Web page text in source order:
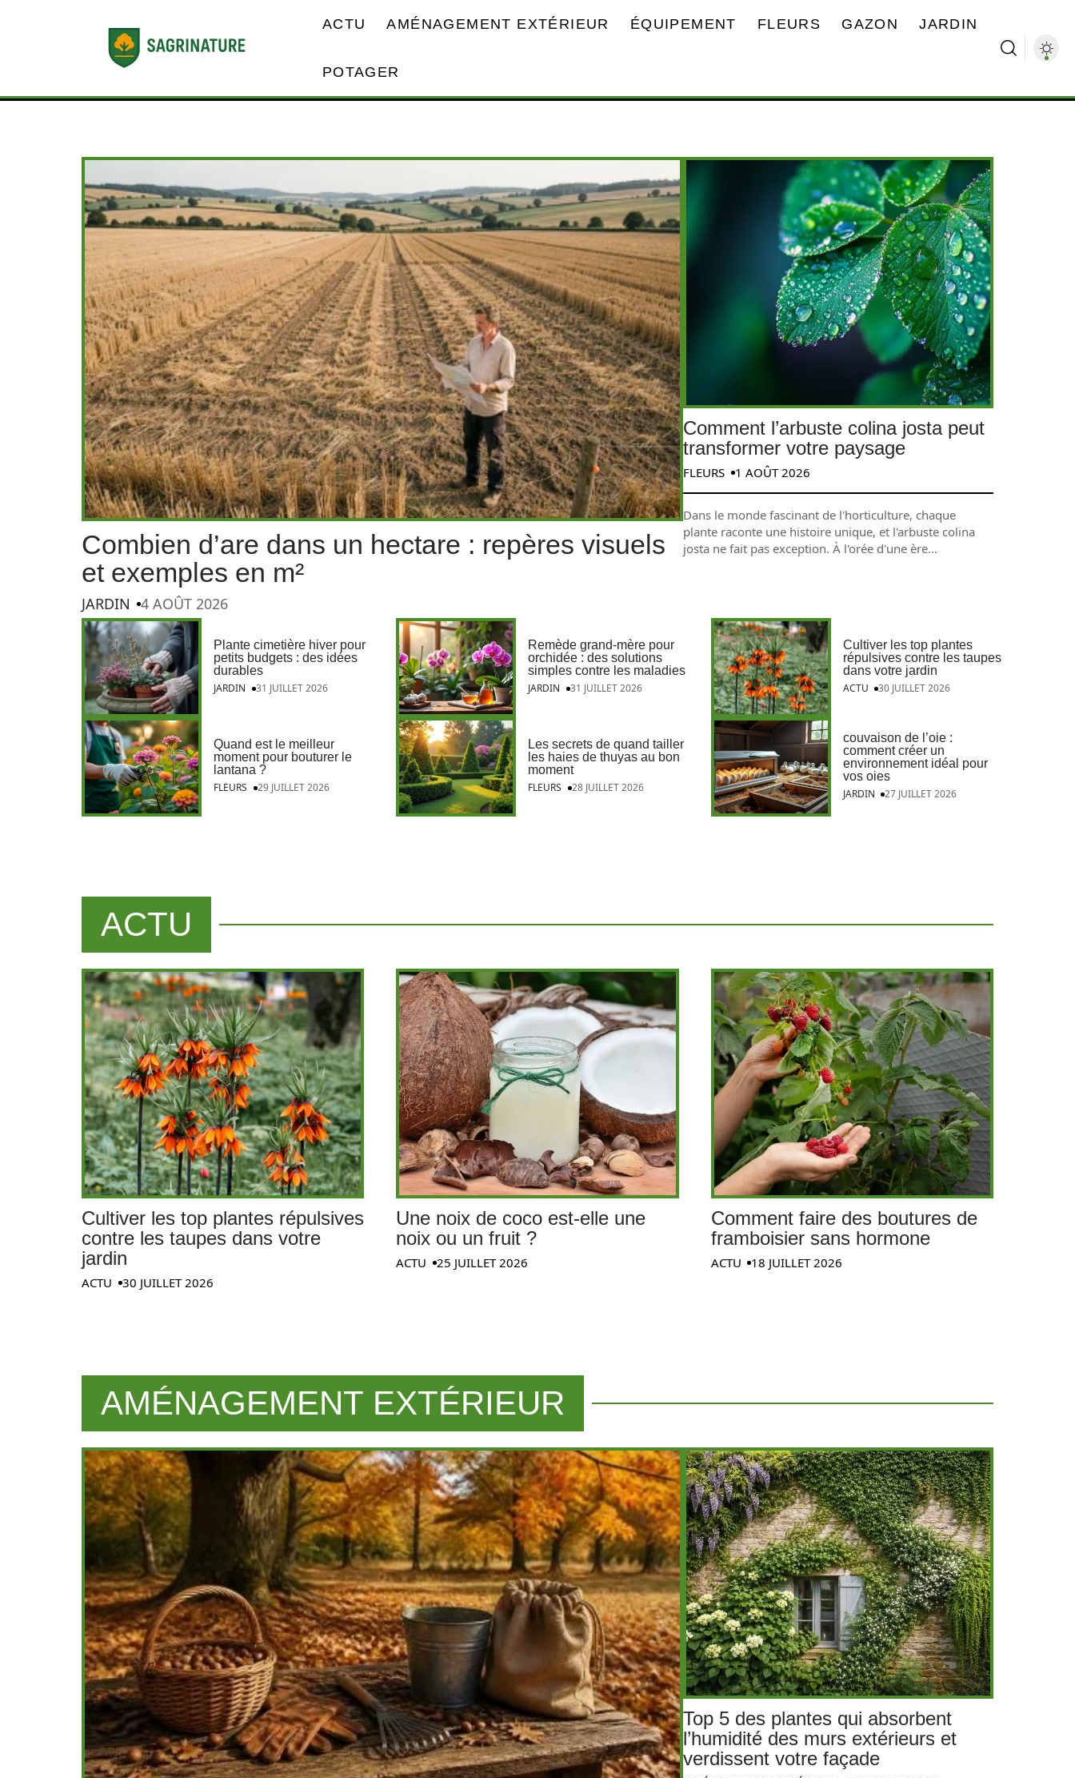
ACTU AMÉNAGEMENT EXTÉRIEUR ÉQUIPEMENT FLEURS GAZON JARDIN
POTAGER
Combien d’are dans un hectare : repères visuels
et exemples en m²
JARDIN 4 AOÛT 2026
Comment l’arbuste colina josta peut
transformer votre paysage
FLEURS 1 AOÛT 2026
Dans le monde fascinant de l'horticulture, chaque
plante raconte une histoire unique, et l'arbuste colina
josta ne fait pas exception. À l'orée d'une ère…
Plante cimetière hiver pour
petits budgets : des idées
durables
JARDIN
31 JUILLET 2026
Remède grand-mère pour
orchidée : des solutions
simples contre les maladies
JARDIN
31 JUILLET 2026
Cultiver les top plantes
répulsives contre les taupes
dans votre jardin
ACTU
30 JUILLET 2026
Quand est le meilleur
moment pour bouturer le
lantana ?
FLEURS
29 JUILLET 2026
Les secrets de quand tailler
les haies de thuyas au bon
moment
FLEURS
28 JUILLET 2026
couvaison de l’oie :
comment créer un
environnement idéal pour
vos oies
JARDIN
27 JUILLET 2026
ACTU
Cultiver les top plantes répulsives
contre les taupes dans votre
jardin
ACTU 30 JUILLET 2026
Une noix de coco est-elle une
noix ou un fruit ?
ACTU 25 JUILLET 2026
Comment faire des boutures de
framboisier sans hormone
ACTU 18 JUILLET 2026
AMÉNAGEMENT EXTÉRIEUR
Top 5 des plantes qui absorbent
l’humidité des murs extérieurs et
verdissent votre façade